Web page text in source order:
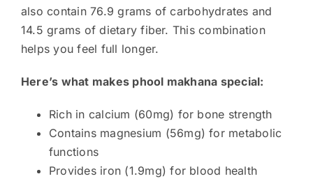
also contain 76.9 grams of carbohydrates and
14.5 grams of dietary fiber. This combination
helps you feel full longer.
Here’s what makes phool makhana special:
Rich in calcium (60mg) for bone strength
Contains magnesium (56mg) for metabolic
functions
Provides iron (1.9mg) for blood health